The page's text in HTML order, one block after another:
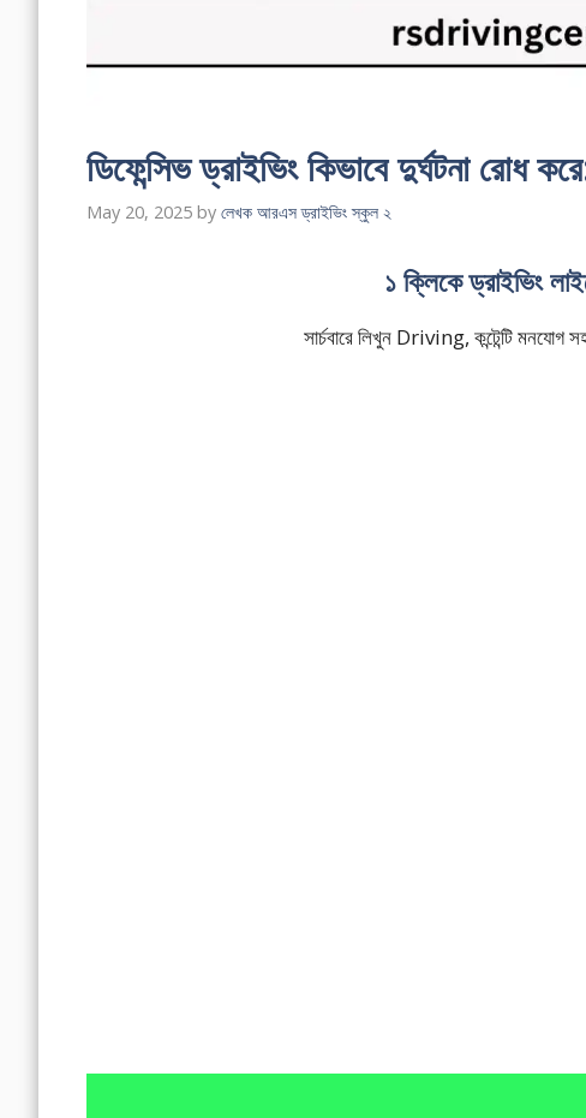
ডিফেন্সিভ ড্রাইভিং কিভাবে দুর্ঘটনা রোধ
May 20, 2025 by লেখক আরএস ড্রাইভিং স্কুল ২
১ ক্লিকে ড্রাইভিং
সার্চবারে লিখুন Driving, কন্টেন্টি